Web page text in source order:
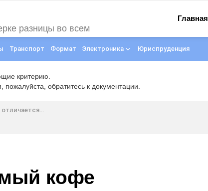
разницы во всем
Главная
Транспорт Формат Электроника Юриспруденция
критерию.
обратитесь к документации.
натурального?
кофе